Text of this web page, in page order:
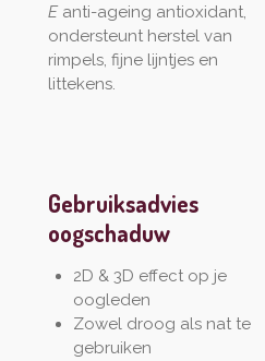
Eanti-ageing antioxidant,
ondersteunt herstel van
rimpels, fijne lijntjes en
littekens.
Gebruiksadvies
oogschaduw
2D & 3D effect op je
oogleden
Zowel droog als nat te
gebruiken